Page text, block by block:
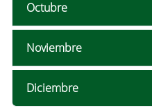
Octubre
Noviembre
Diciembre